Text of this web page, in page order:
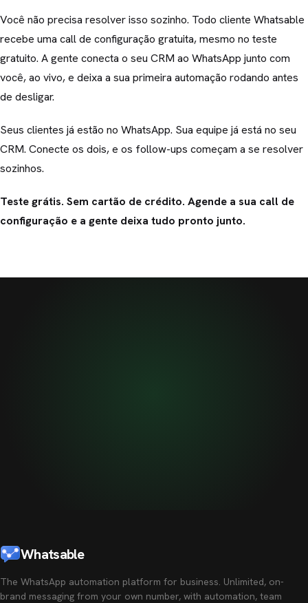
Você não precisa resolver isso sozinho. Todo cliente Whatsable
recebe uma call de configuração gratuita, mesmo no teste
gratuito. A gente conecta o seu CRM ao WhatsApp junto com
você, ao vivo, e deixa a sua primeira automação rodando antes
de desligar.
Seus clientes já estão no WhatsApp. Sua equipe já está no seu
CRM. Conecte os dois, e os follow-ups começam a se resolver
sozinhos.
Teste grátis. Sem cartão de crédito. Agende a sua call de
configuração e a gente deixa tudo pronto junto.
Whatsable
The WhatsApp automation platform for business. Unlimited, on-
brand messaging from your own number, with automation, team